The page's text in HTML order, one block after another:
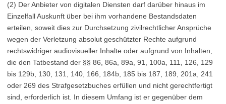
(2) Der Anbieter von digitalen Diensten darf darüber hinaus im
Einzelfall Auskunft über bei ihm vorhandene Bestandsdaten
erteilen, soweit dies zur Durchsetzung zivilrechtlicher Ansprüche
wegen der Verletzung absolut geschützter Rechte aufgrund
rechtswidriger audiovisueller Inhalte oder aufgrund von Inhalten,
die den Tatbestand der §§ 86, 86a, 89a, 91, 100a, 111, 126, 129
bis 129b, 130, 131, 140, 166, 184b, 185 bis 187, 189, 201a, 241
oder 269 des Strafgesetzbuches erfüllen und nicht gerechtfertigt
sind, erforderlich ist. In diesem Umfang ist er gegenüber dem